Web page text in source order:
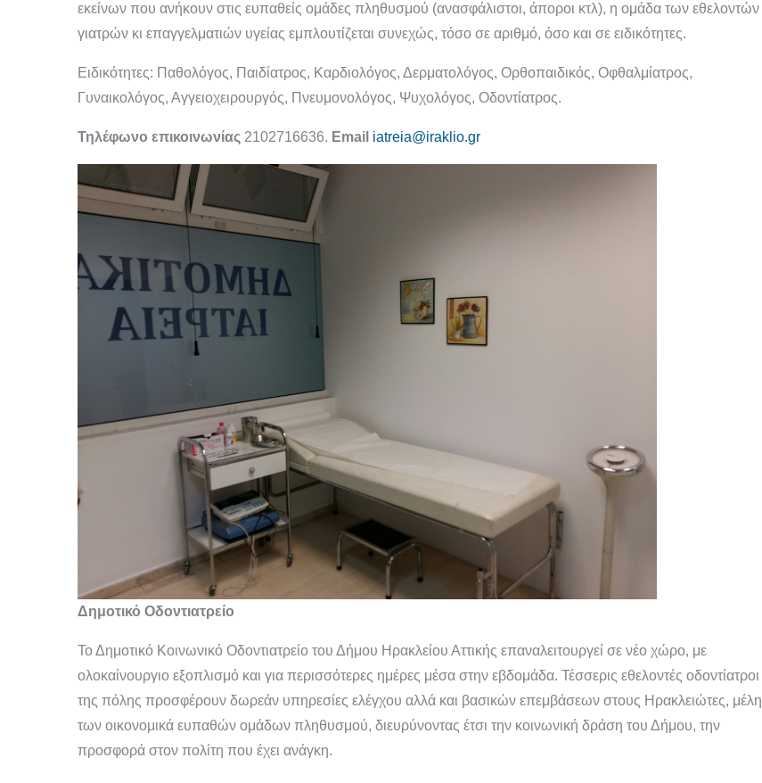
εκείνων που ανήκουν στις ευπαθείς ομάδες πληθυσμού (ανασφάλιστοι, άποροι κτλ), η ομάδα των εθελοντών
γιατρών κι επαγγελματιών υγείας εμπλουτίζεται συνεχώς, τόσο σε αριθμό, όσο και σε ειδικότητες.
Ειδικότητες: Παθολόγος, Παιδίατρος, Καρδιολόγος, Δερματολόγος, Ορθοπαιδικός, Οφθαλμίατρος,
Γυναικολόγος, Αγγειοχειρουργός, Πνευμονολόγος, Ψυχολόγος, Οδοντίατρος.
Τηλέφωνο επικοινωνίας 2102716636. Email iatreia@iraklio.gr
Δημοτικό Οδοντιατρείο
Το Δημοτικό Κοινωνικό Οδοντιατρείο του Δήμου Ηρακλείου Αττικής επαναλειτουργεί σε νέο χώρο, με
ολοκαίνουργιο εξοπλισμό και για περισσότερες ημέρες μέσα στην εβδομάδα. Τέσσερις εθελοντές οδοντίατροι
της πόλης προσφέρουν δωρεάν υπηρεσίες ελέγχου αλλά και βασικών επεμβάσεων στους Ηρακλειώτες, μέλη
των οικονομικά ευπαθών ομάδων πληθυσμού, διευρύνοντας έτσι την κοινωνική δράση του Δήμου, την
προσφορά στον πολίτη που έχει ανάγκη.